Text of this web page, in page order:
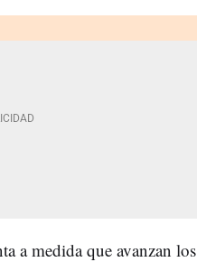
a medida que avanzan los